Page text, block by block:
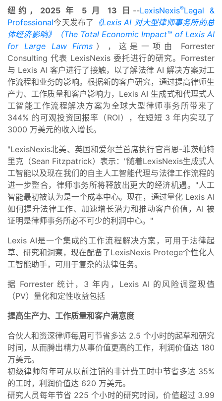
纽约，2025 年 5 月 13 日 --LexisNexis®Legal &
Professional今天发布了
《Lexis AI 对大型律师事务所的总
体经济影响》（The Total Economic Impact™ of Lexis AI
for Large Law Firms ），这是一项由 Forrester
Consulting 代表 LexisNexis 委托进行的研究。Forrester
与 Lexis AI 客户进行了接触，以了解法律 AI 解决方案对工
作流程和业务的影响。根据新的客户研究，通过提高律师生
产力、工作质量和客户影响力，Lexis AI 生成式和代理式人
工智能工作流程解决方案为全球大型律师事务所带来了
344% 的可观投资回报率（ROI），在短短 3 年内实现了
3000 万美元的收入增长。
"LexisNexis北美、英国和爱尔兰首席执行官肖恩-菲茨帕特
里克（Sean Fitzpatrick）表示："随着LexisNexis生成式人
工智能以及现在我们的自主人工智能代理与法律工作流程的
进一步整合，律师事务所将释放出更大的经济机遇。"人工
智能最初被认为是一个成本中心。现在，通过量化 Lexis AI
如何提升法律工作、加速增长潜力和推动客户价值，AI 被
证明是律师事务所必不可少的利润中心。"
Lexis AI是一个集成的工作流程解决方案，可用于法律起
草、研究和洞察，现在配备了LexisNexis Protege个性化人
工智能助手，可用于复杂的法律任务。
据 Forrester 统计，3 年内，Lexis AI 的风险调整现值
（PV）量化和定性收益包括
提高生产力、工作质量和客户满意度
合伙人和资深律师每周可节省多达 2.5 个小时的起草和研究
时间，从而腾出精力从事价值更高的工作，利润价值达 180
万美元。
初级律师每年可从以前注销的非计费工时中节省多达 35%
的工时，利润价值达 620 万美元。
研究人员每年节省 225 个小时的研究时间，价值超过 3.99